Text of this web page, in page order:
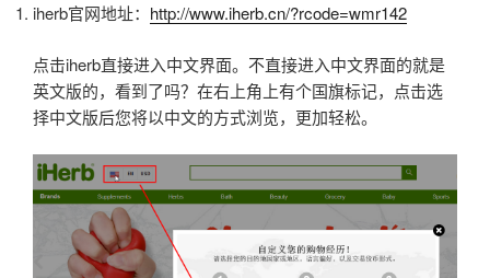
iherb官网地址： http://www.iherb.cn/?rcode=wmr142
点击iherb直接进入中文界面。不直接进入中文界面的就是
英文版的，看到了吗？在右上角上有个国旗标记，点击选
择中文版后您将以中文的方式浏览，更加轻松。